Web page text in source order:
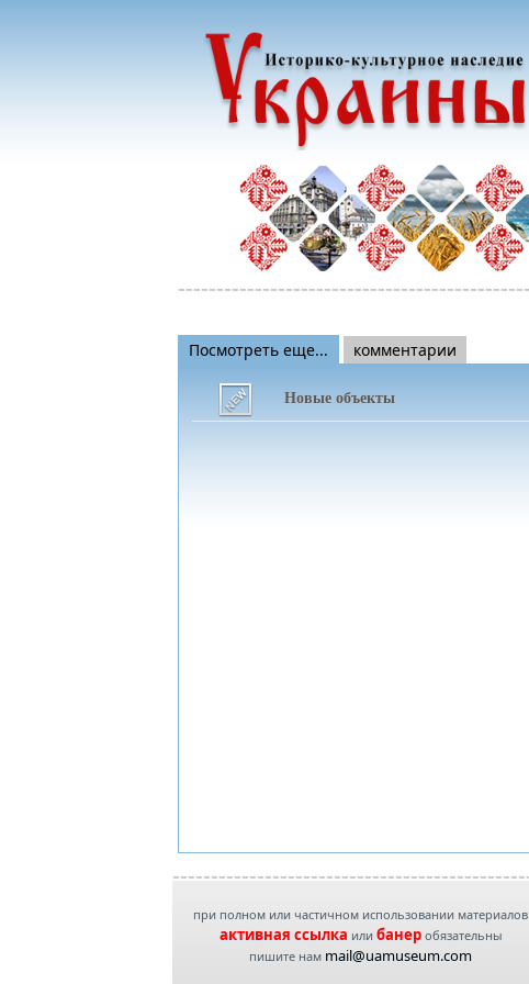
Посмотреть еще... комментарии
Новые объекты
при полном или частичном использовании материалов
активная ссылка или банеробязательны
пишите нам mail@uamuseum.com